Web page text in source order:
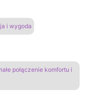
i wygoda
połączenie komfortu i